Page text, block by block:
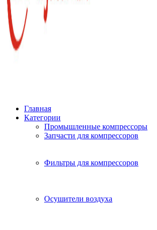
Главная
Категории
Промышленные компрессоры
Запчасти для компрессоров
Фильтры для компрессоров
Осушители воздуха